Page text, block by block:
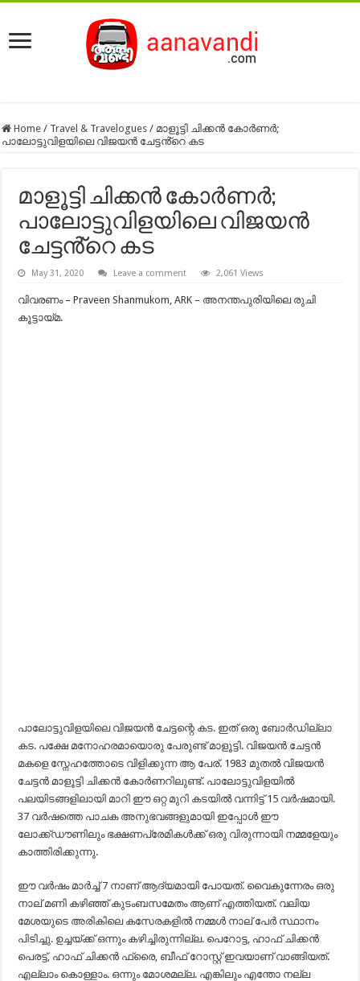
Home / Travel & Travelogues / മാളൂട്ടി ചിക്കൻ കോർണർ;
പാലോട്ടുവിളയിലെ വിജയൻ ചേട്ടൻ്റെ കട
മാളൂട്ടി ചിക്കൻ കോർണർ;
പാലോട്ടുവിളയിലെ വിജയൻ
ചേട്ടൻ്റെ കട
May 31, 2020 Leave a comment 2,061 Views
വിവരണം – ‎Praveen Shanmukom‎, ARK – അനന്തപുരിയിലെ രുചി
കൂട്ടായ്മ.
പാലോട്ടുവിളയിലെ വിജയൻ ചേട്ടന്റെ കട. ഇത് ഒരു ബോർഡില്ലാ
കട. പക്ഷേ മനോഹരമായൊരു പേരുണ്ട് മാളൂട്ടി. വിജയൻ ചേട്ടൻ
മകളെ സ്നേഹത്തോടെ വിളിക്കുന്ന ആ പേര്. 1983 മുതൽ വിജയൻ
ചേട്ടൻ മാളൂട്ടി ചിക്കൻ കോർണറിലുണ്ട്. പാലോട്ടുവിളയിൽ
പലയിടങ്ങളിലായി മാറി ഈ ഒറ്റ മുറി കടയിൽ വന്നിട്ട് 15 വർഷമായി.
37 വർഷത്തെ പാചക അനുഭവങ്ങളുമായി ഇപ്പോൾ ഈ
ലോക്ക്ഡൗണിലും ഭക്ഷണപ്രേമികൾക്ക് ഒരു വിരുന്നായി നമ്മളേയും
കാത്തിരിക്കുന്നു.
ഈ വർഷം മാർച്ച് 7 നാണ് ആദ്യമായി പോയത്. വൈകുന്നേരം ഒരു
നാല് മണി കഴിഞ്ഞ് കുടംബസമേതം ആണ് എത്തിയത്. വലിയ
മേശയുടെ അരികിലെ കസേരകളിൽ നമ്മൾ നാല് പേർ സ്ഥാനം
പിടിച്ചു. ഉച്ചയ്ക്ക് ഒന്നും കഴിച്ചിരുന്നില്ല. പെറോട്ട, ഹാഫ് ചിക്കൻ
പെരട്ട്, ഹാഫ് ചിക്കൻ ഫ്രൈ, ബീഫ് റോസ്റ്റ് ഇവയാണ് വാങ്ങിയത്.
എല്ലാം കൊള്ളാം. ഒന്നും മോശമല്ല. എങ്കിലും എന്തോ നല്ല